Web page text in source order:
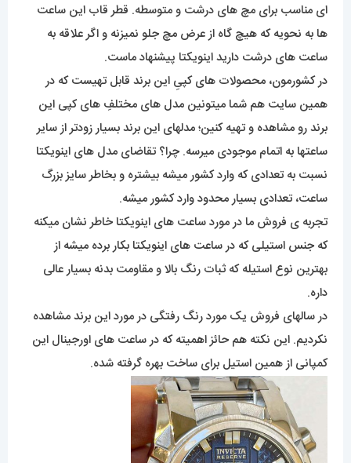
ای مناسب برای مچ های درشت و متوسطه. قطر قاب این ساعت
ها به نحویه که هیچ گاه از عرض مچ جلو نمیزنه و اگر علاقه به
ساعت های درشت دارید اینویکتا پیشنهاد ماست.
در کشورمون، محصولات های کپیِ این برند قابل تهیست که در
همین سایت هم شما میتونین مدل های مختلفِ های کپی این
برند رو مشاهده و تهیه کنین؛ مدلهای این برند بسیار زودتر از سایر
ساعتها به اتمام موجودی میرسه. چرا؟ تقاضای مدل های اینویکتا
نسبت به تعدادی که وارد کشور میشه بیشتره و بخاطر سایز بزرگ
ساعت، تعدادی بسیار محدود وارد کشور میشه.
تجربه ی فروش ما در مورد ساعت های اینویکتا خاطر نشان میکنه
که جنس استیلی که در ساعت های اینویکتا بکار برده میشه از
بهترین نوع استیله که ثبات رنگ بالا و مقاومت بدنه بسیار عالی
داره.
در سالهای فروش یک مورد رنگ رفتگی در مورد این برند مشاهده
نکردیم. این نکته هم حائز اهمیته که در ساعت های اورجینال این
کمپانی از همین استیل برای ساخت بهره گرفته شده.